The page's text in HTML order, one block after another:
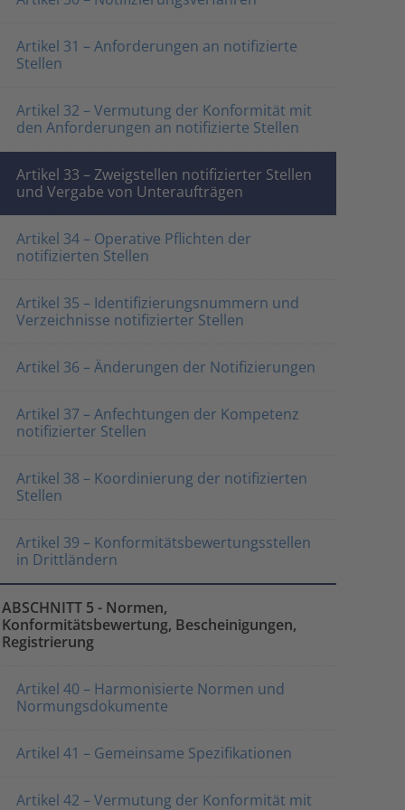
Artikel 31 – Anforderungen an notifizierte
Stellen
Artikel 32 – Vermutung der Konformität mit
den Anforderungen an notifizierte Stellen
Artikel 33 – Zweigstellen notifizierter Stellen
und Vergabe von Unteraufträgen
Artikel 34 – Operative Pflichten der
notifizierten Stellen
Artikel 35 – Identifizierungsnummern und
Verzeichnisse notifizierter Stellen
Artikel 36 – Änderungen der Notifizierungen
Artikel 37 – Anfechtungen der Kompetenz
notifizierter Stellen
Artikel 38 – Koordinierung der notifizierten
Stellen
Artikel 39 – Konformitätsbewertungsstellen
in Drittländern
ABSCHNITT 5 - Normen,
Konformitätsbewertung, Bescheinigungen,
Registrierung
Artikel 40 – Harmonisierte Normen und
Normungsdokumente
Artikel 41 – Gemeinsame Spezifikationen
Artikel 42 – Vermutung der Konformität mit